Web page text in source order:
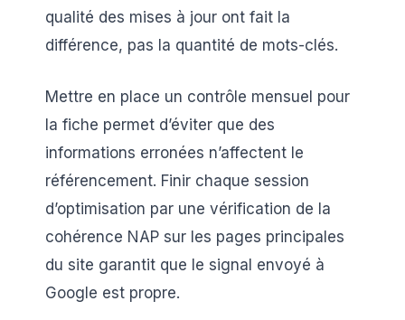
qualité des mises à jour ont fait la
différence, pas la quantité de mots-clés.
Mettre en place un contrôle mensuel pour
la fiche permet d’éviter que des
informations erronées n’affectent le
référencement. Finir chaque session
d’optimisation par une vérification de la
cohérence NAP sur les pages principales
du site garantit que le signal envoyé à
Google est propre.